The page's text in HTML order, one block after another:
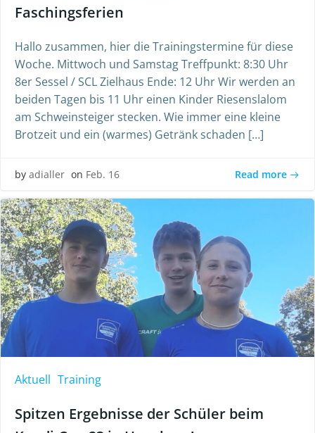
Faschingsferien
Hallo zusammen, hier die Trainingstermine für diese
Woche. Mittwoch und Samstag Treffpunkt: 8:30 Uhr
8er Sessel / SCL Zielhaus Ende: 12 Uhr Wir werden an
beiden Tagen bis 11 Uhr einen Kinder Riesenslalom
am Schweinsteiger stecken. Wie immer eine kleine
Brotzeit und ein (warmes) Getränk schaden […]
by adialler on Feb. 16 Read more
Aktuell Training
Spitzen Ergebnisse der Schüler beim